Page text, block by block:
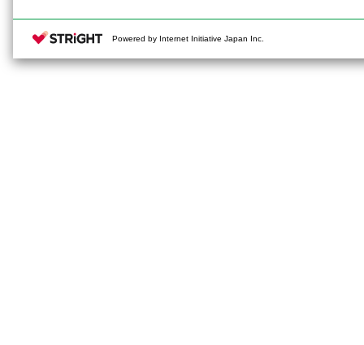
Powered by Internet Initiative Japan Inc.